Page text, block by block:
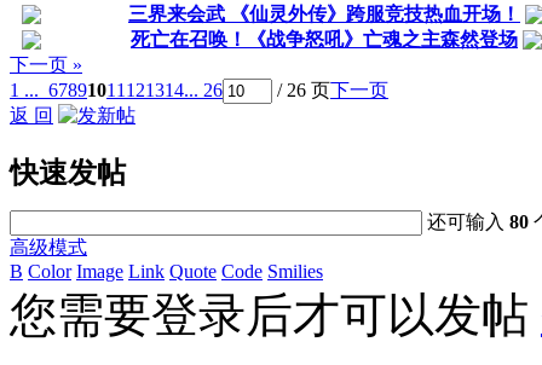
三界来会武 《仙灵外传》跨服竞技热血开场！
死亡在召唤！《战争怒吼》亡魂之主森然登场
下一页 »
1 ... 67891011 121314... 26 / 26 页下一页
返 回
快速发帖
还可输入80
高级模式
B Color Image Link Quote Code Smilies
您需要登录后才可以发帖